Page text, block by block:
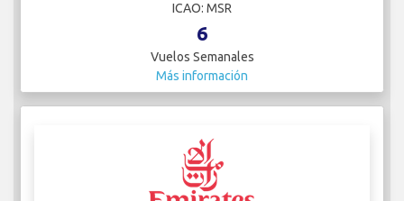
ICAO: MSR
6
Vuelos Semanales
Más información